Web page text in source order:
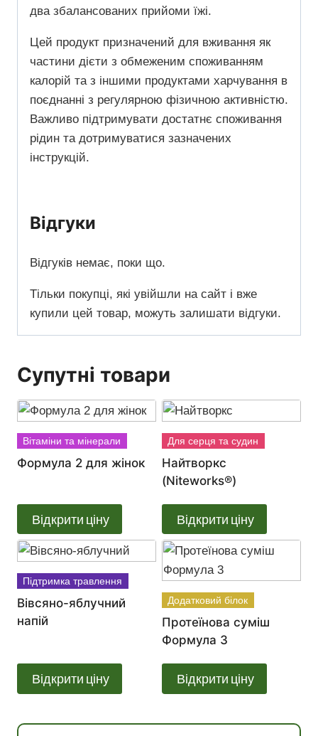
два збалансованих прийоми їжі.
​Цей продукт призначений для вживання як
частини дієти з обмеженим споживанням
калорій та з іншими продуктами харчування в
поєднанні з регулярною фізичною активністю.
Важливо підтримувати достатнє споживання
рідин та дотримуватися зазначених
інструкцій.
Відгуки
Відгуків немає, поки що.
Тільки покупці, які увійшли на сайт і вже
купили цей товар, можуть залишати відгуки.
Супутні товари
Вітаміни та мінерали
Формула 2 для жінок
Відкрити ціну
Для серця та судин
Найтворкс
(Niteworks®)
Відкрити ціну
Підтримка травлення
Вівсяно-яблучний
напій
Відкрити ціну
Додатковий білок
Протеїнова суміш
Формула 3
Відкрити ціну